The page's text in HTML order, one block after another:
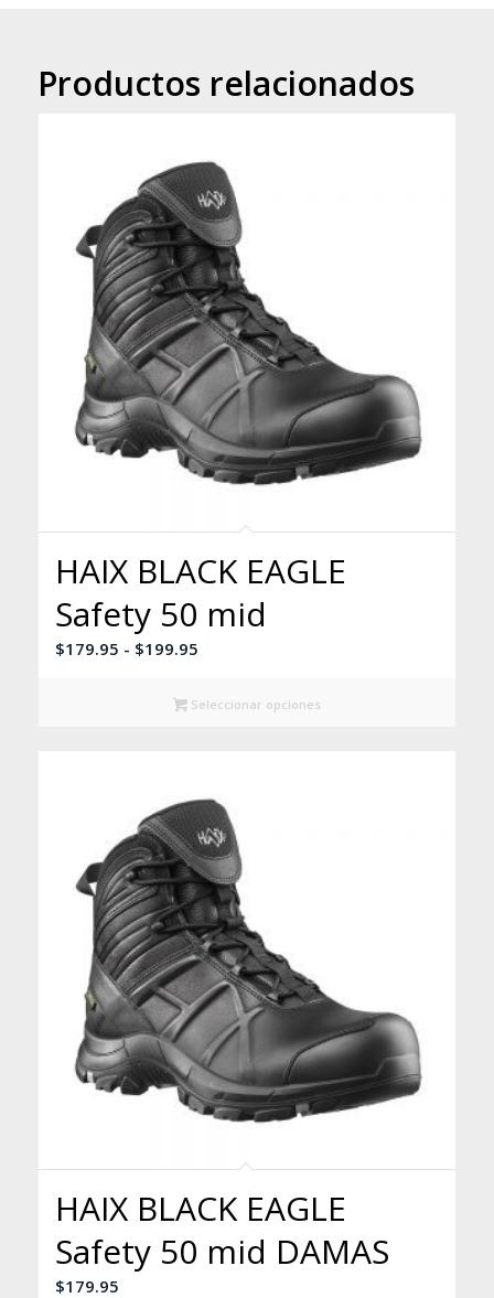
Productos relacionados
HAIX BLACK EAGLE
Safety 50 mid
$179.95 - $199.95Rango
precios:
$199.95
Seleccionar opciones
HAIX BLACK EAGLE
Safety 50 mid DAMAS
$179.95